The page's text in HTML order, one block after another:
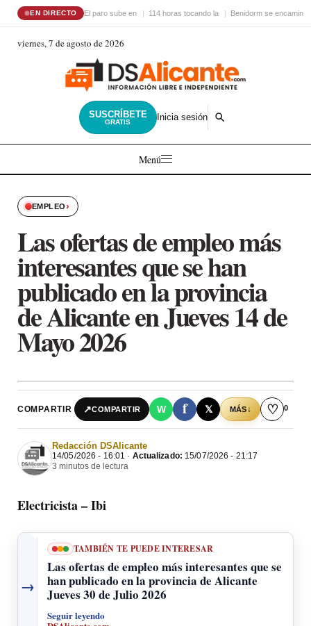
EN DIRECTO El paro sube en 114 horas tocando la Benidorm se encamina
viernes, 7 de agosto de 2026
SUSCRÍBETE
GRATIS Inicia sesión
Menú
EMPLEO›
Las ofertas de empleo más
interesantes que se han
publicado en la provincia
de Alicante en Jueves 14 de
Mayo 2026
COMPARTIR ↗COMPARTIR W f 𝕏 MÁS↓ ♡ 0
Redacción DSAlicante
14/05/2026 - 16:01 · Actualizado: 15/07/2026 - 21:17
3 minutos de lectura
Electricista – Ibi
→
TAMBIÉN TE PUEDE INTERESAR
Las ofertas de empleo más interesantes que se
han publicado en la provincia de Alicante
Jueves 30 de Julio 2026
Seguir leyendo